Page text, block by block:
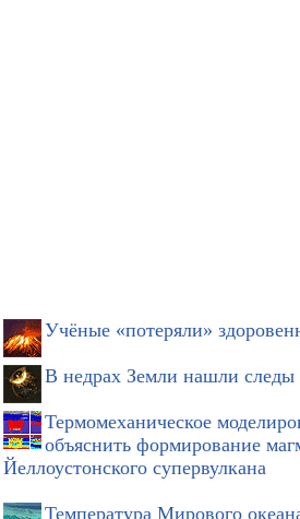
Учёные «потеряли»
В недрах Земли нашли следы
Термомеханическое
объяснить формирование
Йеллоустонского супервулкана
Температура Мирового